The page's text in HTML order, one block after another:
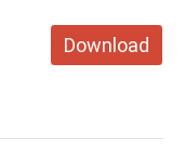
Download